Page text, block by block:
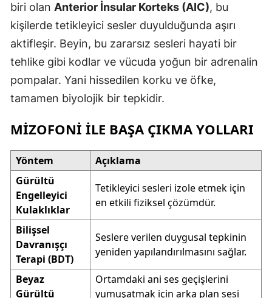
biri olan Anterior İnsular Korteks (AIC), bu
kişilerde tetikleyici sesler duyulduğunda aşırı
aktifleşir. Beyin, bu zararsız sesleri hayati bir
tehlike gibi kodlar ve vücuda yoğun bir adrenalin
pompalar. Yani hissedilen korku ve öfke,
tamamen biyolojik bir tepkidir.
MIZOFONI ILE BAŞA ÇIKMA YOLLARI
Yöntem
Açıklama
Gürültü
Engelleyici
Kulaklıklar
Tetikleyici sesleri izole etmek için
en etkili fiziksel çözümdür.
Bilişsel
Davranışçı
Terapi (BDT)
Seslere verilen duygusal tepkinin
yeniden yapılandırılmasını sağlar.
Beyaz
Gürültü
Ortamdaki ani ses geçişlerini
yumuşatmak için arka plan sesi